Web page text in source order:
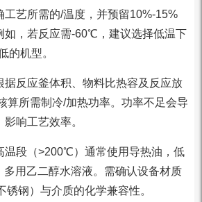
工艺所需的/温度，并预留10%-15%
如，若反应需-60℃，建议选择低温下
的机型。
据反应釜体积、物料比热容及反应放
算所需制冷/加热功率。功率不足会导
响工艺效率。
温段（>200℃）通常使用导热油，低
用乙二醇水溶液。需确认设备材质
锈钢）与介质的化学兼容性。